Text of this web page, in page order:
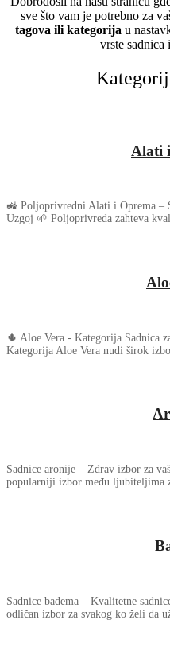
sve što vam je potrebno za
tagova ili kategorija u
vrste sadnica
Alati
🚜 Poljoprivredni Alati i Oprema –
Uzgoj 🌱 Poljoprivreda zahteva
🌵 Aloe Vera - Kategorija Sadnica
Kategorija Aloe Vera nudi širok
Sadnice aronije – Zdrav izbor za
popularniji izbor među
Sadnice badema – Kvalitetne
odličan izbor za svakog ko želi da